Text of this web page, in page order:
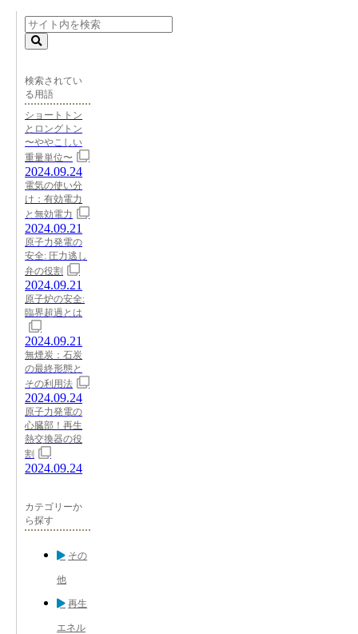
検索されてい
る用語
ショートトン
とロングトン
〜ややこしい
重量単位〜
2024.09.24
電気の使い分
け：有効電力
と無効電力
2024.09.21
原子力発電の
安全: 圧力逃し
弁の役割
2024.09.21
原子炉の安全:
臨界超過とは
2024.09.21
無煙炭：石炭
の最終形態と
その利用法
2024.09.24
原子力発電の
心臓部！再生
熱交換器の役
割
2024.09.24
カテゴリーか
ら探す
その
他
再生
エネル